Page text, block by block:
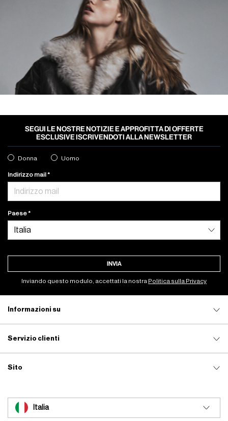
SEGUI LE NOSTRE NOTIZIE E APPROFITTA DI OFFERTE
ESCLUSIVE ISCRIVENDOTI ALLA NEWSLETTER
Donna Uomo
Indirizzo mail
Paese
INVIA
Inviando questo modulo, accettati la nostra Politica sulla Privacy
Informazioni su
Servizio clienti
Sito
Italia